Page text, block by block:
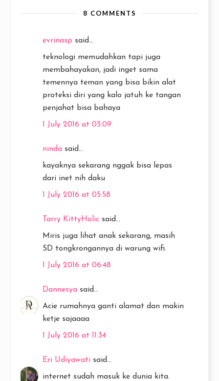
8 COMMENTS
evrinasp said...
teknologi memudahkan tapi juga
membahayakan, jadi inget sama
temennya teman yang bisa bikin alat
proteksi diri yang kalo jatuh ke tangan
penjahat bisa bahaya
1 July 2016 at 03:09
ninda said...
kayaknya sekarang nggak bisa lepas
dari inet nih daku
1 July 2016 at 05:58
Tarry KittyHolic said...
Miris juga lihat anak sekarang, masih
SD tongkrongannya di warung wifi.
1 July 2016 at 06:48
Dannesya said...
Acie rumahnya ganti alamat dan makin
ketje sajaaaa
1 July 2016 at 11:34
Eri Udiyawati said...
internet sudah masuk ke dunia kita.